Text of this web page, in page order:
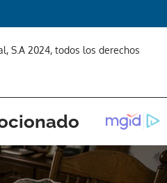
S.A 2024, todos los derechos